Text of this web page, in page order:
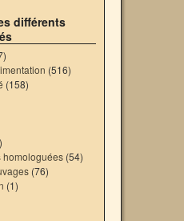
différents
(516)
(158)
homologuées (54)
(76)
(1)